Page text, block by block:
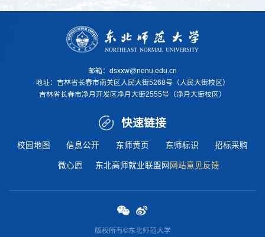
邮箱：dsxxw@nenu.edu.cn
地址： 吉林省长春市南关区人民大街5268号（人民大街校区）
吉林省长春市净月开发区净月大街2555号（净月大街校区）
快速链接
校园地图 信息公开 东师黄页 东师标识 招标采购
微心愿 东北高师就业联盟网 网站意见反馈
版权所有©东北师范大学